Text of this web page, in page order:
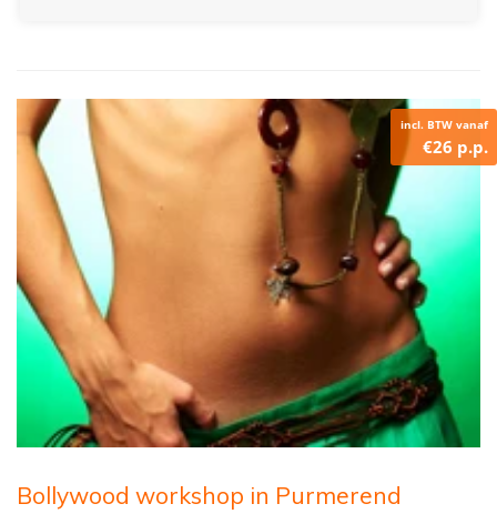
incl. BTW vanaf
€26 p.p.
Bollywood workshop in Purmerend